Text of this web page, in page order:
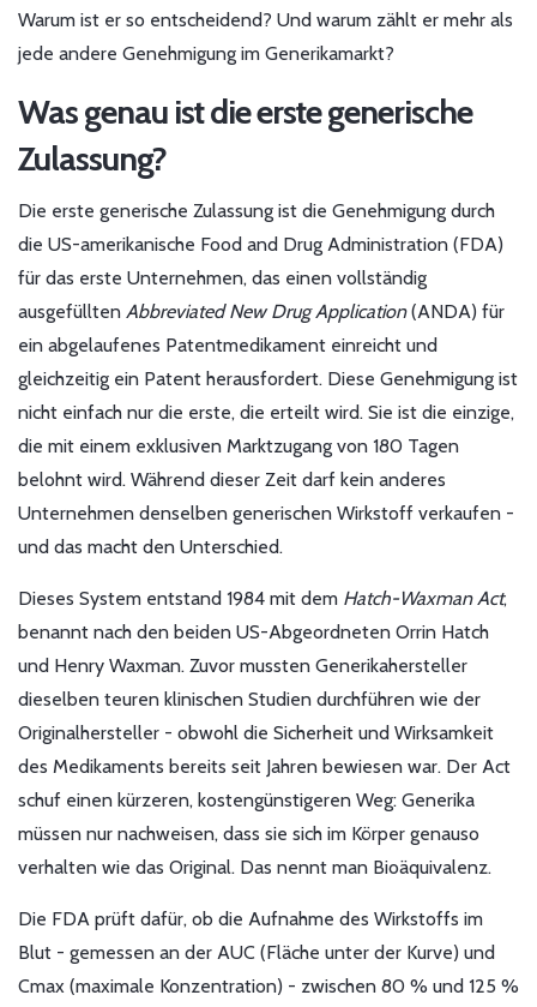
Warum ist er so entscheidend? Und warum zählt er mehr als
jede andere Genehmigung im Generikamarkt?
Was genau ist die erste generische
Zulassung?
Die erste generische Zulassung ist die Genehmigung durch
die US-amerikanische Food and Drug Administration (FDA)
für das erste Unternehmen, das einen vollständig
ausgefüllten Abbreviated New Drug Application(ANDA) für
ein abgelaufenes Patentmedikament einreicht und
gleichzeitig ein Patent herausfordert. Diese Genehmigung ist
nicht einfach nur die erste, die erteilt wird. Sie ist die einzige,
die mit einem exklusiven Marktzugang von 180 Tagen
belohnt wird. Während dieser Zeit darf kein anderes
Unternehmen denselben generischen Wirkstoff verkaufen -
und das macht den Unterschied.
Dieses System entstand 1984 mit dem Hatch-Waxman Act,
benannt nach den beiden US-Abgeordneten Orrin Hatch
und Henry Waxman. Zuvor mussten Generikahersteller
dieselben teuren klinischen Studien durchführen wie der
Originalhersteller - obwohl die Sicherheit und Wirksamkeit
des Medikaments bereits seit Jahren bewiesen war. Der Act
schuf einen kürzeren, kostengünstigeren Weg: Generika
müssen nur nachweisen, dass sie sich im Körper genauso
verhalten wie das Original. Das nennt man Bioäquivalenz.
Die FDA prüft dafür, ob die Aufnahme des Wirkstoffs im
Blut - gemessen an der AUC (Fläche unter der Kurve) und
Cmax (maximale Konzentration) - zwischen 80 % und 125 %